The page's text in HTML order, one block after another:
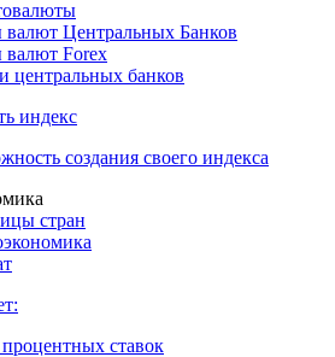
валют Центральных Банков
валют Forex
центральных банков
индекс
создания своего индекса
стран
ставок